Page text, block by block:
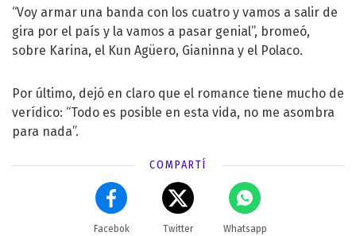
“Voy armar una banda con los cuatro y vamos a salir de
gira por el país y la vamos a pasar genial”, bromeó,
sobre Karina, el Kun Agüero, Gianinna y el Polaco.
Por último, dejó en claro que el romance tiene mucho de
verídico: “Todo es posible en esta vida, no me asombra
para nada”.
COMPARTÍ
Facebok Twitter Whatsapp